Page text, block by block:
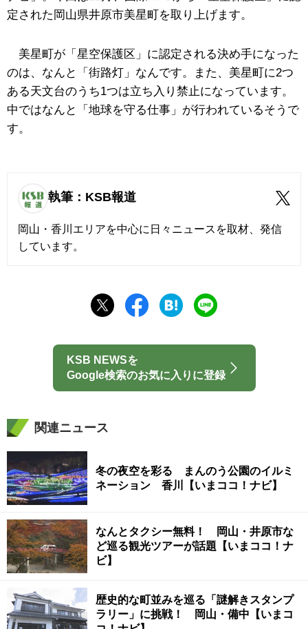
定された岡山県井原市美星町を取り上げます。
美星町が「星空保護区」に認定される決め手になった
のは、なんと「街路灯」なんです。また、美星町に2つ
ある天文台のうち1つは立ち入り禁止になっています。
中ではなんと「地球を守る仕事」が行われているそうで
す。
執筆：KSB報道
岡山・香川エリアを中心に日々ニュースを取材、発信
しています。
KSB NEWSを
Google検索のお気に入りに登録
関連ニュース
冬の夜空を彩る まんのう公園のイルミ
ネーション 香川【いまココ！ナビ】
なんとタクシー無料！ 岡山・井原市な
ど巡る観光ツアーが話題【いまココ！ナ
ビ】
歴史的な町並みを巡る「謎解きスタンプ
ラリー」に挑戦！ 岡山・備中【いまコ